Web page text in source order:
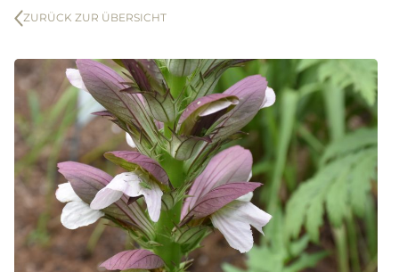
ZURÜCK ZUR ÜBERSICHT